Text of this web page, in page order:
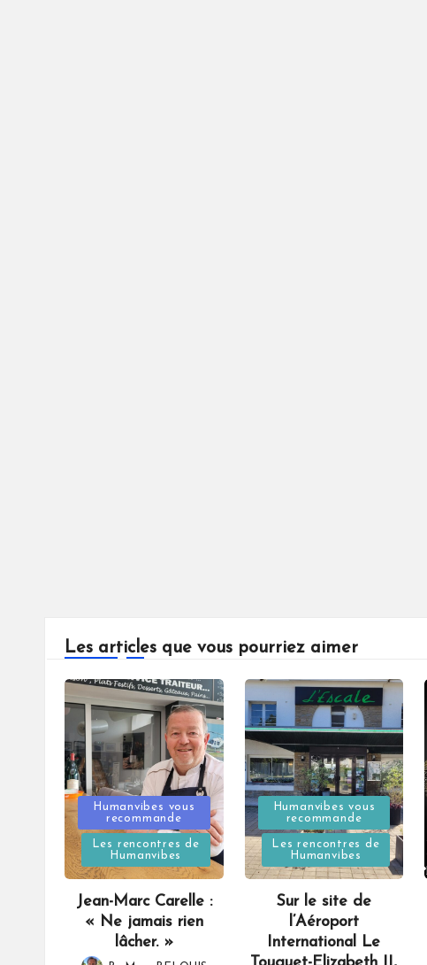
Les articles que vous pourriez aimer
Posted
in
Humanvibes vous
recommande
Les rencontres de
Humanvibes
Jean-Marc Carelle :
« Ne jamais rien
lâcher. »
Posted
in
Humanvibes vous
recommande
Les rencontres de
Humanvibes
Sur le site de
l’Aéroport
International Le